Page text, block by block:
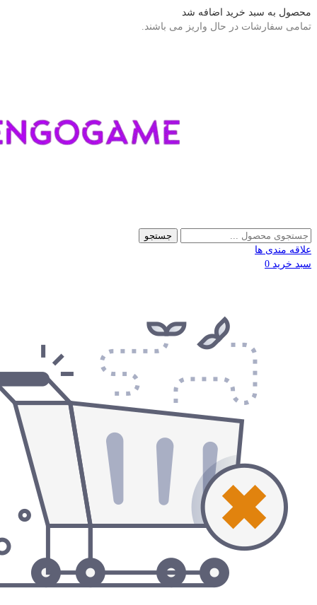
محصول به سبد خرید اضافه شد
تمامی سفارشات در حال واریز می باشند.
جستجو
علاقه مندی ها
سبد خرید 0